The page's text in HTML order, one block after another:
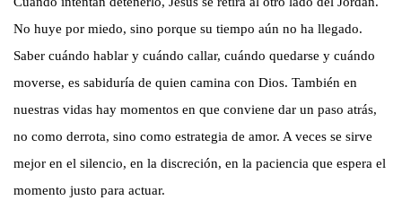
No huye por miedo, sino porque su tiempo aún no ha llegado.
Saber cuándo hablar y cuándo callar, cuándo quedarse y cuándo
moverse, es sabiduría de quien camina con Dios. También en
nuestras vidas hay momentos en que conviene dar un paso atrás,
no como derrota, sino como estrategia de amor. A veces se sirve
mejor en el silencio, en la discreción, en la paciencia que espera el
momento justo para actuar.